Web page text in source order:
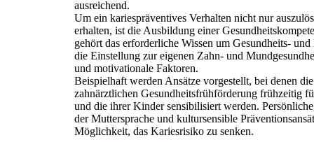
ausreichend.
Um ein kariespräventives Verhalten nicht nur
erhalten, ist die Ausbildung einer
gehört das erforderliche Wissen um Gesundheits-
die Einstellung zur eigenen Zahn- und
und motivationale Faktoren.
Beispielhaft werden Ansätze vorgestellt, bei denen
zahnärztlichen Gesundheitsfrühförderung frühzeitig
und die ihrer Kinder sensibilisiert werden.
der Muttersprache und kultursensible
Möglichkeit, das Kariesrisiko zu senken.